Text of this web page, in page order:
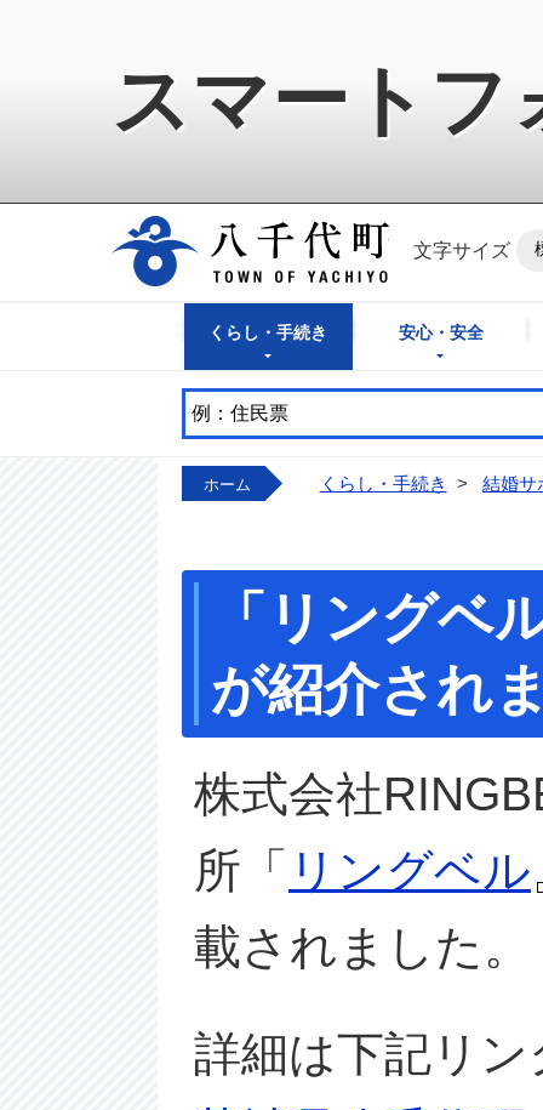
スマートフ
八千代町公式ホ
文字サイズ
くらし・手続き 安心・安全
ホーム くらし・手続き > 結婚サ
「リングベ
が紹介され
株式会社
所「 リングベル
載されました。
詳細は下記リ